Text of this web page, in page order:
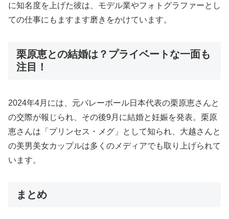
に知名度を上げた彼は、モデル業やフォトグラファーとし
ての仕事にもますます磨きをかけています。
栗原恵との結婚は？プライベートな一面も
注目！
2024年4月には、元バレーボール日本代表の栗原恵さんと
の交際が報じられ、その後9月に結婚と妊娠を発表。栗原
恵さんは「プリンセス・メグ」として知られ、大越さんと
の美男美女カップルは多くのメディアでも取り上げられて
います。
まとめ